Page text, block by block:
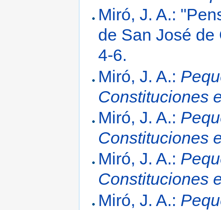
Miró, J. A.:
de San José
4-6.
Miró, J. A.:
Constituciones
Miró, J. A.:
Constituciones
Miró, J. A.:
Constituciones
Miró, J. A.: